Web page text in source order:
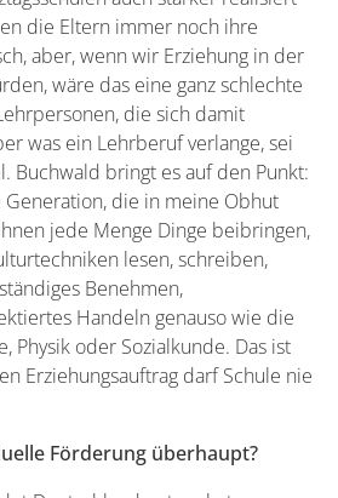
die Eltern immer noch ihre
aber, wenn wir Erziehung in der
wäre das eine ganz schlechte
die sich damit
was ein Lehrberuf verlange, sei
Buchwald bringt es auf den Punkt:
Generation, die in meine Obhut
jede Menge Dinge beibringen,
lesen, schreiben,
Benehmen,
Handeln genauso wie die
Physik oder Sozialkunde. Das ist
Erziehungsauftrag darf Schule nie
Förderung überhaupt?